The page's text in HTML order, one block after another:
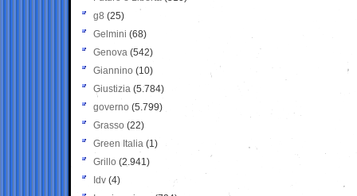
g8 (25)
Gelmini (68)
Genova (542)
Giannino (10)
Giustizia (5.784)
governo (5.799)
Grasso (22)
Green Italia (1)
Grillo (2.941)
Idv (4)